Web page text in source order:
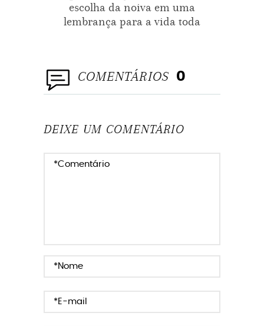
escolha da noiva em uma
lembrança para a vida toda
COMENTÁRIOS 0
DEIXE UM COMENTÁRIO